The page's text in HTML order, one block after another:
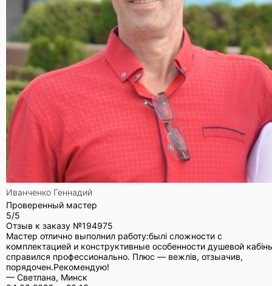
Иванченко Геннадий
Проверенный мастер
5/5
Отзыв к заказу №194975
Мастер отлично выполнил работу:былі сложности с
комплектацией и конструктивные особенности душевой
справился профессионально. Плюс — вежлів, отзыачив,
порядочен.Рекомендую!
— Светлана, Минск